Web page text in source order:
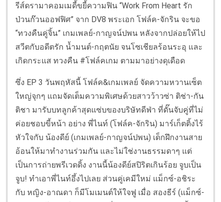
รีส์ดรามาคอมเมดี้ขยี้ความฟิน “Work From Heart รัก
ป่วนก๊วนออฟฟิศ” จาก DV8 พระเอก โฟล์ค-จักริน จะขอ
“ทวงคืนคู่จิ้น” เกมเพลย์-กาญจน์ปพน หลังจากปล่อยให้ไป
สวีตกับอดีตรัก น้ำมนต์-กฤตนัย จนโซเชียลร้อนระอุ และ
เกิดกระแส ทวงคืน #โฟล์คเกม ตามมาอย่างดุเดือด
ซึ่ง EP 3 วันพฤหัสนี้ โฟล์ค&เกมเพลย์ จัดความหวานเซ็ต
ใหญ่จุกๆ แถมจัดเต็มความพิเศษด้วยสาวว้าวซ่า ติช่า-กัน
ติชา มารับบทลูกค้าสุดแซ่บของบริษัทดีฟ่า ที่ดั๊นจับคู่ที่ไม่
ค่อยชอบขี้หน้า อย่าง พี่ไนท์ (โฟล์ค-จักริน) มาร์เก็ตติ้งไร้
หัวใจกับ น้องดีย์ (เกมเพลย์-กาญจน์ปพน) เด็กฝึกงานสาย
อ้อนให้มาทำงานร่วมกัน และไม่ใช่งานธรรมดาๆ แต่
เป็นการถ่ายพรีเวดดิ้ง งานนี้น้องดีย์สปิริตเกินร้อย จูบเป็น
จูบ! ทำเอาพี่ไนท์อึ้งไปเลย ส่วนคู่เคมีใหม่ แม็กซ์-อชิระ
กับ หญิง-อาณดา ก็มีโมเมนต์ให้ใจฟู เมื่อ สองธีร์ (แม็กซ์-